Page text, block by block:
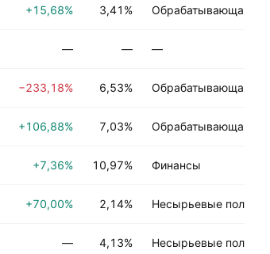
+15,68% 3,41% Обрабатывающая
— — —
−233,18% 6,53% Обрабатывающая
+106,88% 7,03% Обрабатывающая
+7,36% 10,97% Финансы
+70,00% 2,14% Несырьевые
— 4,13% Несырьевые